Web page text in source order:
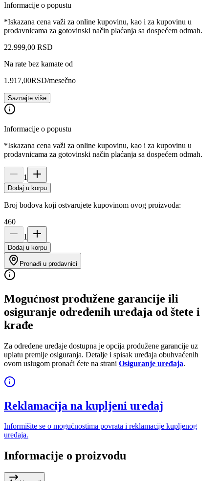
Informacije o popustu
*Iskazana cena važi za online kupovinu, kao i za kupovinu u
prodavnicama za gotovinski način plaćanja sa dospećem odmah.
22.999,00 RSD
Na rate bez kamate od
1.917,00RSD/mesečno
Saznajte više
Informacije o popustu
*Iskazana cena važi za online kupovinu, kao i za kupovinu u
prodavnicama za gotovinski način plaćanja sa dospećem odmah.
1
Dodaj u korpu
Broj bodova koji ostvarujete kupovinom ovog proizvoda:
460
1
Dodaj u korpu
Pronađi u prodavnici
Mogućnost produžene garancije ili
osiguranje određenih uređaja od štete i
krađe
Za određene uređaje dostupna je opcija produžene garancije uz
uplatu premije osiguranja. Detalje i spisak uređaja obuhvaćenih
ovom uslugom pronaći ćete na strani Osiguranje uređaja.
Reklamacija na kupljeni uređaj
Informišite se o mogućnostima povrata i reklamacije kupljenog
uređaja.
Informacije o proizvodu